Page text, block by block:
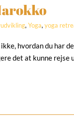
,Yoga,yoga
hvordan du har
det at kunne rejse